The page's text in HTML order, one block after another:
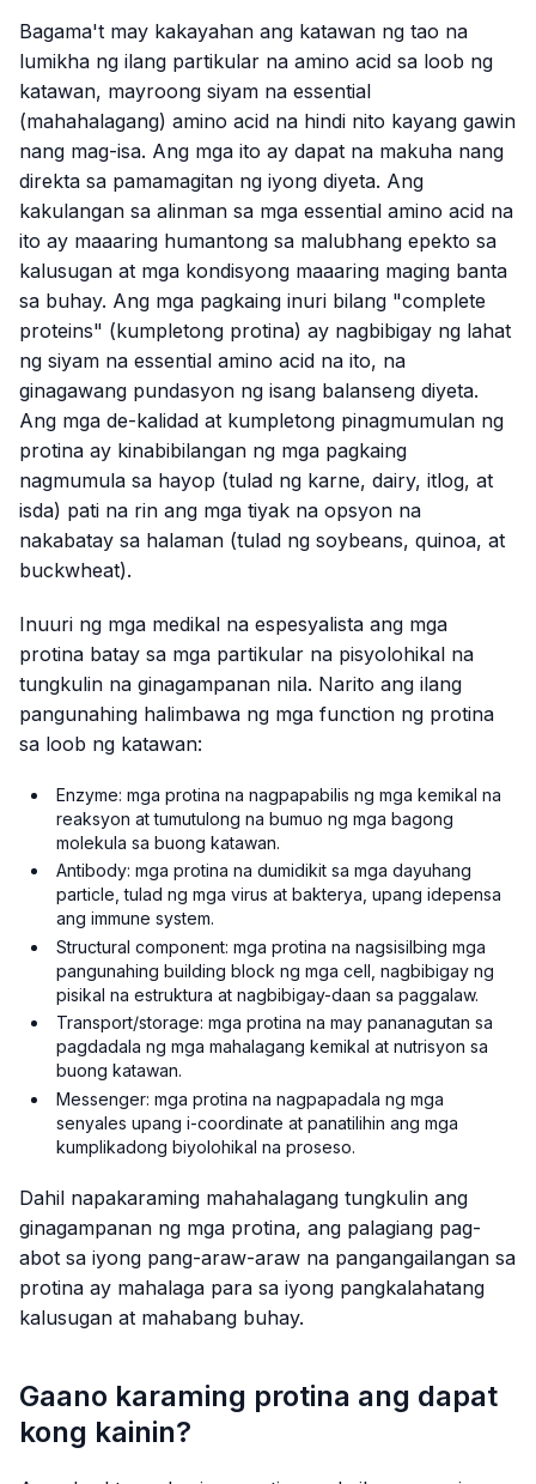
Bagama't may kakayahan ang katawan ng tao na
lumikha ng ilang partikular na amino acid sa loob ng
katawan, mayroong siyam na essential
(mahahalagang) amino acid na hindi nito kayang gawin
nang mag-isa. Ang mga ito ay dapat na makuha nang
direkta sa pamamagitan ng iyong diyeta. Ang
kakulangan sa alinman sa mga essential amino acid na
ito ay maaaring humantong sa malubhang epekto sa
kalusugan at mga kondisyong maaaring maging banta
sa buhay. Ang mga pagkaing inuri bilang "complete
proteins" (kumpletong protina) ay nagbibigay ng lahat
ng siyam na essential amino acid na ito, na
ginagawang pundasyon ng isang balanseng diyeta.
Ang mga de-kalidad at kumpletong pinagmumulan ng
protina ay kinabibilangan ng mga pagkaing
nagmumula sa hayop (tulad ng karne, dairy, itlog, at
isda) pati na rin ang mga tiyak na opsyon na
nakabatay sa halaman (tulad ng soybeans, quinoa, at
buckwheat).
Inuuri ng mga medikal na espesyalista ang mga
protina batay sa mga partikular na pisyolohikal na
tungkulin na ginagampanan nila. Narito ang ilang
pangunahing halimbawa ng mga function ng protina
sa loob ng katawan:
Enzyme: mga protina na nagpapabilis ng mga kemikal na
reaksyon at tumutulong na bumuo ng mga bagong
molekula sa buong katawan.
Antibody: mga protina na dumidikit sa mga dayuhang
particle, tulad ng mga virus at bakterya, upang idepensa
ang immune system.
Structural component: mga protina na nagsisilbing mga
pangunahing building block ng mga cell, nagbibigay ng
pisikal na estruktura at nagbibigay-daan sa paggalaw.
Transport/storage: mga protina na may pananagutan sa
pagdadala ng mga mahalagang kemikal at nutrisyon sa
buong katawan.
Messenger: mga protina na nagpapadala ng mga
senyales upang i-coordinate at panatilihin ang mga
kumplikadong biyolohikal na proseso.
Dahil napakaraming mahahalagang tungkulin ang
ginagampanan ng mga protina, ang palagiang pag-
abot sa iyong pang-araw-araw na pangangailangan sa
protina ay mahalaga para sa iyong pangkalahatang
kalusugan at mahabang buhay.
Gaano karaming protina ang dapat
kong kainin?